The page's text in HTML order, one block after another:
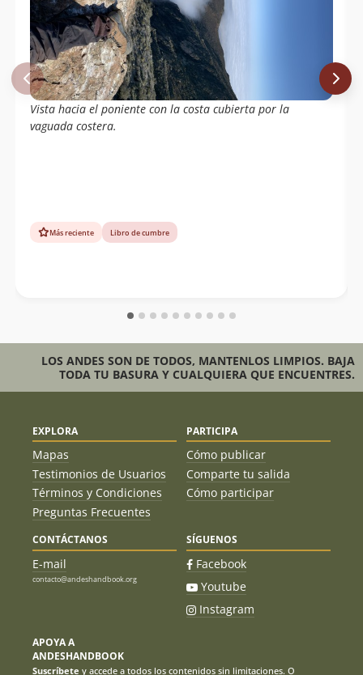
Vista hacia el poniente con la costa cubierta por la
vaguada costera.
Más reciente Libro de cumbre
LOS ANDES SON DE TODOS, MANTENLOS LIMPIOS. BAJA
TODA TU BASURA Y CUALQUIERA QUE ENCUENTRES.
EXPLORA
Mapas
Testimonios de Usuarios
Términos y Condiciones
Preguntas Frecuentes
PARTICIPA
Cómo publicar
Comparte tu salida
Cómo participar
CONTÁCTANOS
E-mail
contacto@andeshandbook.org
SÍGUENOS
Facebook
Youtube
Instagram
APOYA A
ANDESHANDBOOK
Suscríbete y accede a todos los contenidos sin limitaciones. O